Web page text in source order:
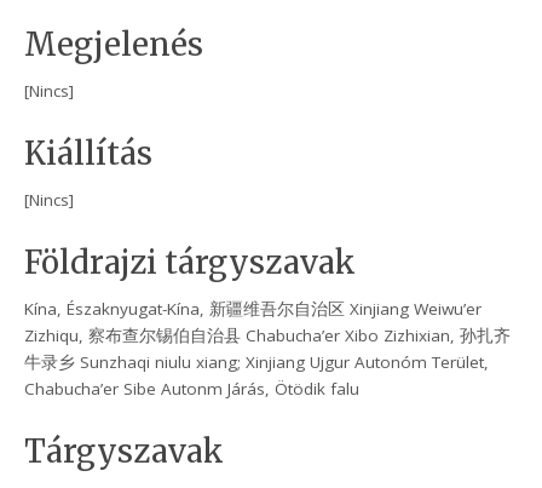
Megjelenés
[Nincs]
Kiállítás
[Nincs]
Földrajzi tárgyszavak
Kína, Északnyugat-Kína, 新疆维吾尔自治区 Xinjiang Weiwu’er
Zizhiqu, 察布查尔锡伯自治县 Chabucha’er Xibo Zizhixian, 孙扎齐
牛录乡 Sunzhaqi niulu xiang; Xinjiang Ujgur Autonóm Terület,
Chabucha’er Sibe Autonm Járás, Ötödik falu
Tárgyszavak